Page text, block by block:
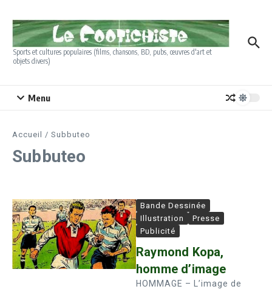
Sports et cultures populaires (films, chansons, BD, pubs, œuvres d'art et
objets divers)
Menu
Accueil / Subbuteo
Subbuteo
Bande Dessinée
Illustration
Presse
Publicité
Raymond Kopa,
homme d’image
HOMMAGE – L’image de